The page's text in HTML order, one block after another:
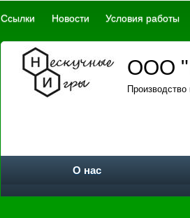
Ссылки Новости Условия работы
ООО
О нас